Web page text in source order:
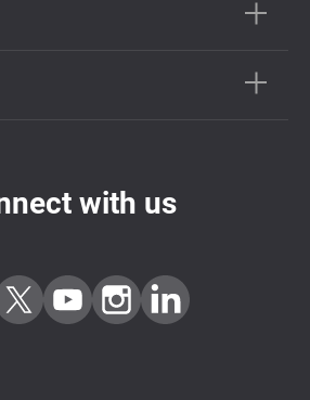
with us